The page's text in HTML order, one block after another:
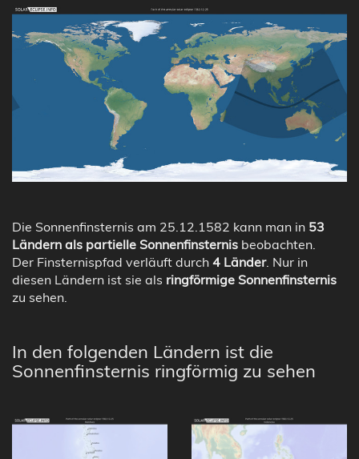
Die Sonnenfinsternis am 25.12.1582 kann man in 53
Ländern als partielle Sonnenfinsternis beobachten.
Der Finsternispfad verläuft durch 4 Länder. Nur in
diesen Ländern ist sie als ringförmige Sonnenfinsternis
zu sehen.
In den folgenden Ländern ist die
Sonnenfinsternis ringförmig zu sehen